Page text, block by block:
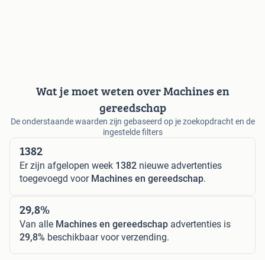
Wat je moet weten over Machines en
gereedschap
De onderstaande waarden zijn gebaseerd op je zoekopdracht en de
ingestelde filters
1382
Er zijn afgelopen week 1382 nieuwe advertenties
toegevoegd voor Machines en gereedschap.
29,8%
Van alle Machines en gereedschap advertenties is
29,8% beschikbaar voor verzending.